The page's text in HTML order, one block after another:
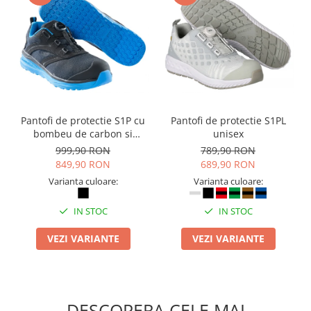
Suporturi si huse telefoane &
tablete
Periferice PC si accesorii
Ergnonomice
Audio
Casti
Tehnica si mobilier pentru birou
Laminatoare
Folii laminare
Ghilotine și Trimmere
Calculatoare de birou
Scaune, birouri si produse
Pantofi de protectie S1P cu
bombeu de carbon si
inchidere BOAÂ® Fit
999,90 RON
849,90 RON
Varianta culoare:
IN STOC
VEZI VARIANTE
Pantofi de protectie S1PL
unisex
789,90 RON
689,90 RON
Varianta culoare:
IN STOC
VEZI VARIANTE